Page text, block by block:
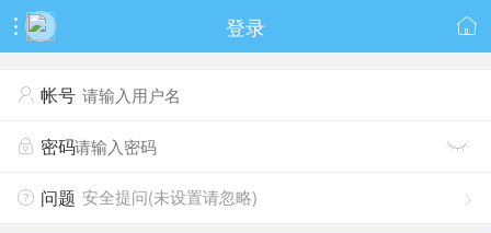
 登录 
 帐号
 密码 
 问题 
安全提问(未设置请忽略)